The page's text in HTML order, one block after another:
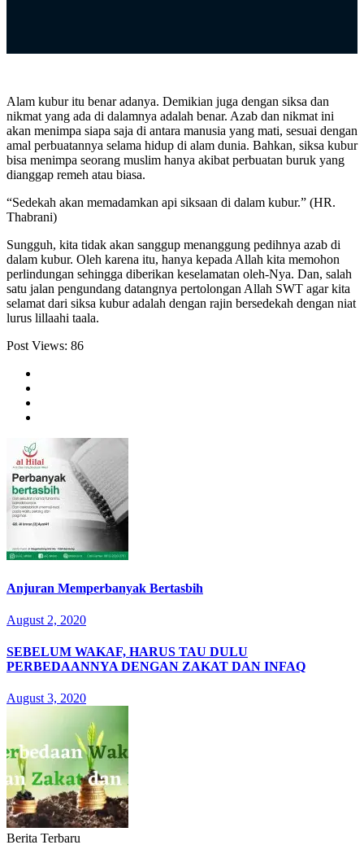
Alam kubur itu benar adanya. Demikian juga dengan siksa dan
nikmat yang ada di dalamnya adalah benar. Azab dan nikmat ini
akan menimpa siapa saja di antara manusia yang mati, sesuai dengan
amal perbuatannya selama hidup di alam dunia. Bahkan, siksa kubur
bisa menimpa seorang muslim hanya akibat perbuatan buruk yang
dianggap remeh atau biasa.⁣
“Sedekah akan memadamkan api siksaan di dalam kubur.” (HR.
Thabrani)⁣
Sungguh, kita tidak akan sanggup menanggung pedihnya azab di
dalam kubur. Oleh karena itu, hanya kepada Allah kita memohon
perlindungan sehingga diberikan keselamatan oleh-Nya. Dan, salah
satu jalan pengundang datangnya pertolongan Allah SWT agar kita
selamat dari siksa kubur adalah dengan rajin bersedekah dengan niat
lurus lillaahi taala.⁣
Post Views: 86
Anjuran Memperbanyak Bertasbih
August 2, 2020
SEBELUM WAKAF, HARUS TAU DULU
PERBEDAANNYA DENGAN ZAKAT DAN INFAQ
August 3, 2020
Berita Terbaru